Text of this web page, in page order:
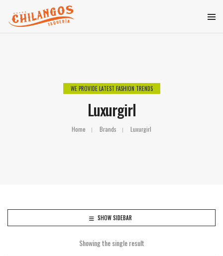
WE PROVIDE LATEST FASHION TRENDS
Luxurgirl
Home Brands Luxurgirl
SHOW SIDEBAR
Showing the single result